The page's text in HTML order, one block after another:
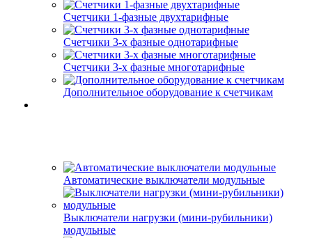
Счетчики 1-фазные двухтарифные
Счетчики 3-х фазные однотарифные
Счетчики 3-х фазные многотарифные
Дополнительное оборудование к счетчикам
Автоматические выключатели модульные
Выключатели нагрузки (мини-рубильники)
модульные